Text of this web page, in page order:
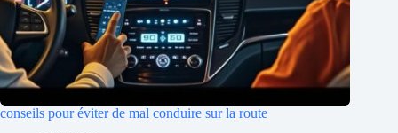
conseils pour éviter de mal conduire sur la route